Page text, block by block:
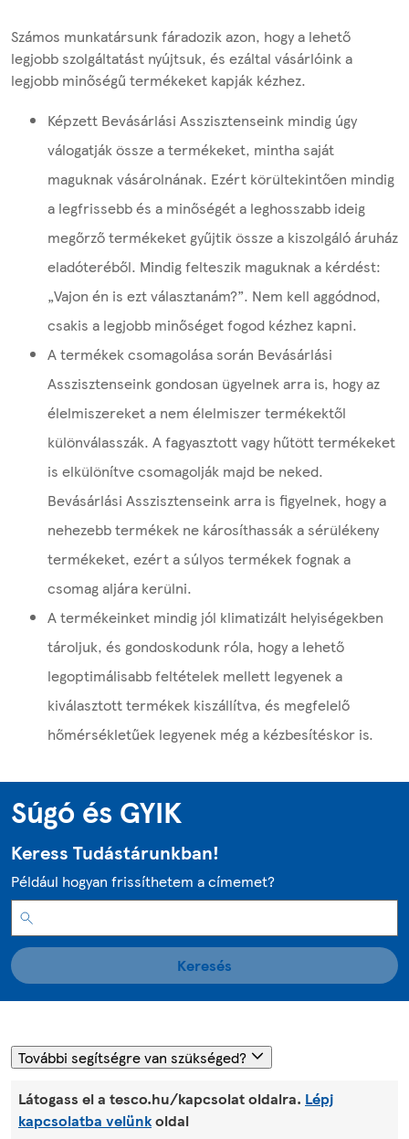
Számos munkatársunk fáradozik azon, hogy a lehető
legjobb szolgáltatást nyújtsuk, és ezáltal vásárlóink a
legjobb minőségű termékeket kapják kézhez.
Képzett Bevásárlási Asszisztenseink mindig úgy
válogatják össze a termékeket, mintha saját
maguknak vásárolnának. Ezért körültekintően mindig
a legfrissebb és a minőségét a leghosszabb ideig
megőrző termékeket gyűjtik össze a kiszolgáló áruház
eladóteréből. Mindig felteszik maguknak a kérdést:
„Vajon én is ezt választanám?”. Nem kell aggódnod,
csakis a legjobb minőséget fogod kézhez kapni.
A termékek csomagolása során Bevásárlási
Asszisztenseink gondosan ügyelnek arra is, hogy az
élelmiszereket a nem élelmiszer termékektől
különválasszák. A fagyasztott vagy hűtött termékeket
is elkülönítve csomagolják majd be neked.
Bevásárlási Asszisztenseink arra is figyelnek, hogy a
nehezebb termékek ne károsíthassák a sérülékeny
termékeket, ezért a súlyos termékek fognak a
csomag aljára kerülni.
A termékeinket mindig jól klimatizált helyiségekben
tároljuk, és gondoskodunk róla, hogy a lehető
legoptimálisabb feltételek mellett legyenek a
kiválasztott termékek kiszállítva, és megfelelő
hőmérsékletűek legyenek még a kézbesítéskor is.
Súgó és GYIK
Keress Tudástárunkban!
Például hogyan frissíthetem a címemet?
Keresés
További segítségre van szükséged?
Látogass el a tesco.hu/kapcsolat oldalra. Lépj
kapcsolatba velünkoldal